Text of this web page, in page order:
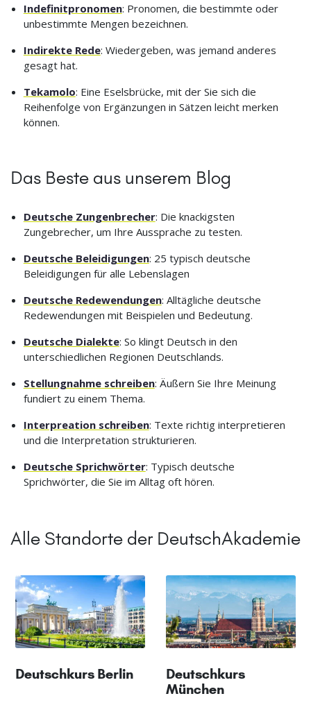
Indefinitpronomen: Pronomen, die bestimmte oder
unbestimmte Mengen bezeichnen.
Indirekte Rede: Wiedergeben, was jemand anderes
gesagt hat.
Tekamolo: Eine Eselsbrücke, mit der Sie sich die
Reihenfolge von Ergänzungen in Sätzen leicht merken
können.
Das Beste aus unserem Blog
Deutsche Zungenbrecher: Die knackigsten
Zungebrecher, um Ihre Aussprache zu testen.
Deutsche Beleidigungen: 25 typisch deutsche
Beleidigungen für alle Lebenslagen
Deutsche Redewendungen: Alltägliche deutsche
Redewendungen mit Beispielen und Bedeutung.
Deutsche Dialekte: So klingt Deutsch in den
unterschiedlichen Regionen Deutschlands.
Stellungnahme schreiben: Äußern Sie Ihre Meinung
fundiert zu einem Thema.
Interpreation schreiben: Texte richtig interpretieren
und die Interpretation strukturieren.
Deutsche Sprichwörter: Typisch deutsche
Sprichwörter, die Sie im Alltag oft hören.
Alle Standorte der DeutschAkademie
Deutschkurs Berlin
Deutschkurs
München